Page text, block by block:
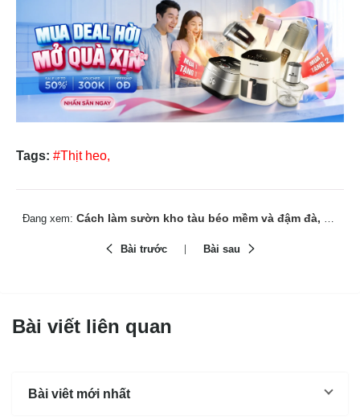
Tags: #Thịt heo,
Đang xem: Cách làm sườn kho tàu béo mềm và đậm đà, hợp ngày se lạnh
Bài trước Bài sau
Bài viết liên quan
Bài viêt mới nhất